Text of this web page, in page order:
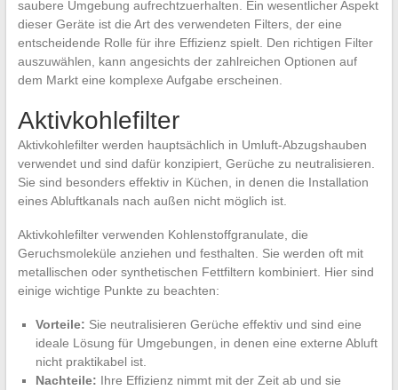
saubere Umgebung aufrechtzuerhalten. Ein wesentlicher Aspekt
dieser Geräte ist die Art des verwendeten Filters, der eine
entscheidende Rolle für ihre Effizienz spielt. Den richtigen Filter
auszuwählen, kann angesichts der zahlreichen Optionen auf
dem Markt eine komplexe Aufgabe erscheinen.
Aktivkohlefilter
Aktivkohlefilter werden hauptsächlich in Umluft-Abzugshauben
verwendet und sind dafür konzipiert, Gerüche zu neutralisieren.
Sie sind besonders effektiv in Küchen, in denen die Installation
eines Abluftkanals nach außen nicht möglich ist.
Aktivkohlefilter verwenden Kohlenstoffgranulate, die
Geruchsmoleküle anziehen und festhalten. Sie werden oft mit
metallischen oder synthetischen Fettfiltern kombiniert. Hier sind
einige wichtige Punkte zu beachten:
Vorteile: Sie neutralisieren Gerüche effektiv und sind eine
ideale Lösung für Umgebungen, in denen eine externe Abluft
nicht praktikabel ist.
Nachteile: Ihre Effizienz nimmt mit der Zeit ab und sie